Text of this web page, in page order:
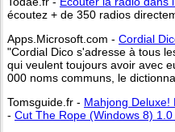
écoutez + de 350 radios
Apps.Microsoft.com - Cordial
"Cordial Dico s'adresse à tous
qui veulent toujours avoir avec
000 noms communs, le
Tomsguide.fr - Mahjong Deluxe!
- Cut The Rope (Windows 8)